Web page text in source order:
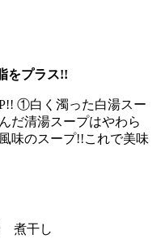
をプラス!!
①白く濁った白湯スー
だ清湯スープはやわら
味のスープ!!これで美味
煮干し